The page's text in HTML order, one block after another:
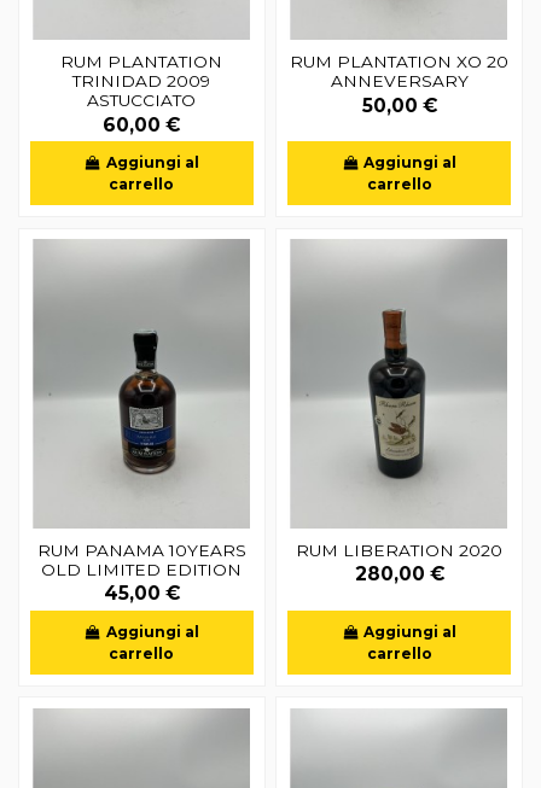
RUM PLANTATION
TRINIDAD 2009
ASTUCCIATO
60,00 €
Aggiungi al
carrello
RUM PLANTATION XO 20
ANNEVERSARY
50,00 €
Aggiungi al
carrello
RUM PANAMA 10YEARS
OLD LIMITED EDITION
45,00 €
Aggiungi al
carrello
RUM LIBERATION 2020
280,00 €
Aggiungi al
carrello